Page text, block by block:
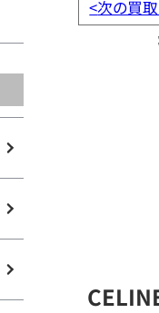
<次の買